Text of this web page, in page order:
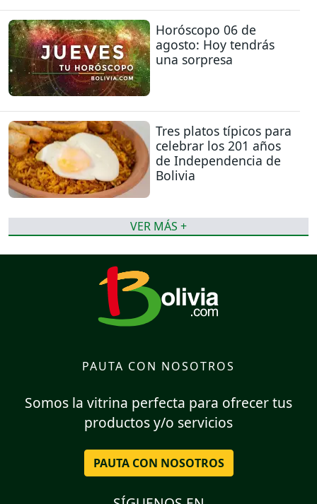
Horóscopo 06 de
agosto: Hoy tendrás
una sorpresa
Tres platos típicos para
celebrar los 201 años
de Independencia de
Bolivia
VER MÁS +
PAUTA CON NOSOTROS
Somos la vitrina perfecta para ofrecer tus
productos y/o servicios
PAUTA CON NOSOTROS